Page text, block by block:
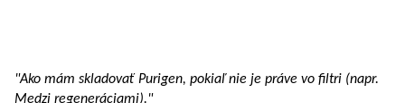
"Ako mám skladovať Purigen, pokiaľ nie je práve vo filtri (napr.
Medzi regeneráciami)."